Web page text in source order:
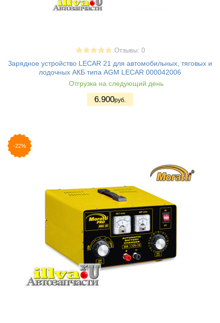
Отзывы: 0
Зарядное устройство LECAR 21 для автомобильных, тяговых и
лодочных АКБ типа AGM LECAR 000042006
Отгрузка на следующий день
6.900руб.
-22%